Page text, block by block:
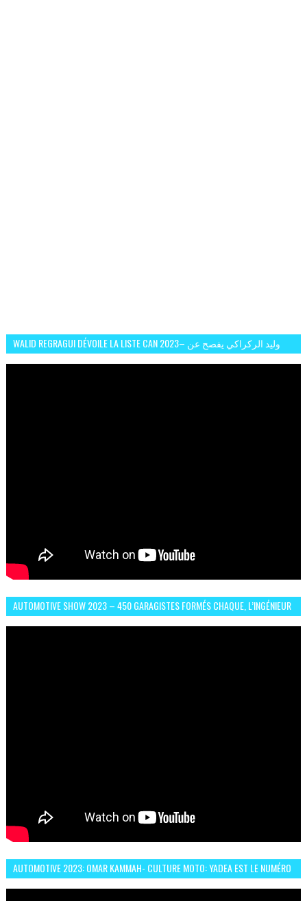
WALID REGRAGUI DÉVOILE LA LISTE CAN 2023– وليد الركراكي يفصح عن
لائحة كأس افريقيا 2023
AUTOMOTIVE SHOW 2023 – 450 GARAGISTES FORMÉS CHAQUE, L’INGÉNIEUR
ABDERRAHMANE FAFOURI NOUS EN PARLE
AUTOMOTIVE 2023: OMAR KAMMAH- CULTURE MOTO: YADEA EST LE NUMÉRO
UN DES DEUX ROUES ÉLECTRIQUES